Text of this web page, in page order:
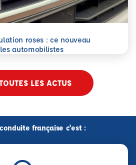
roses : ce nouveau
automobilistes
roses : ce nouveau format
LES ACTUS
française c'est :